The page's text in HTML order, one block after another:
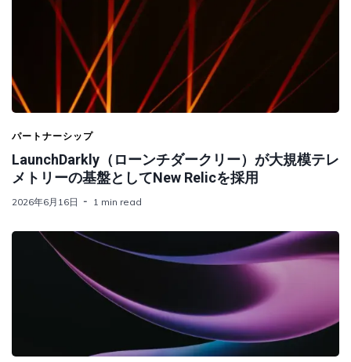
パートナーシップ
LaunchDarkly（ローンチダークリー）が大規模テレ
メトリーの基盤としてNew Relicを採用
2026年6月16日 1 min read